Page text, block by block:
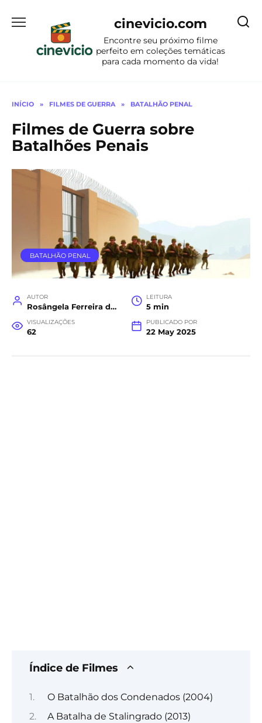
para
conteúdo
cinevicio.com
Encontre seu próximo filme
perfeito em coleções temáticas
para cada momento da vida!
INÍCIO » FILMES DE GUERRA » BATALHÃO PENAL
Filmes de Guerra sobre
Batalhões Penais
BATALHÃO PENAL
AUTOR
Rosângela Ferreira da Costa
LEITURA
5 min
VISUALIZAÇÕES
62
PUBLICADO POR
22 May 2025
Índice de Filmes
O Batalhão dos Condenados (2004)
A Batalha de Stalingrado (2013)